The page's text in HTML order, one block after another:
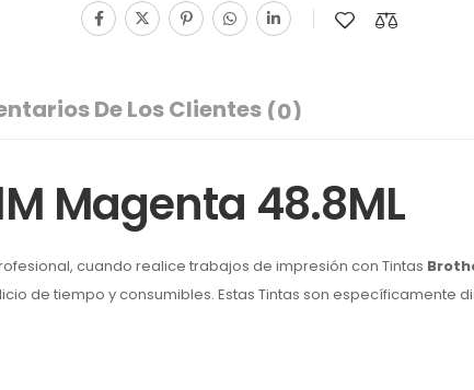
De Los Clientes (0)
Magenta 48.8ML
cuando realice trabajos de impresión con Tintas
de tiempo y consumibles. Estas Tintas son específicamente